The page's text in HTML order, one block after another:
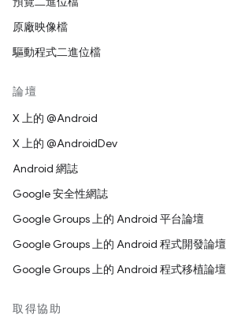
原廠映像檔
驅動程式二進位檔
論壇
X 上的 @Android
X 上的 @AndroidDev
Android 網誌
Google 安全性網誌
Google Groups 上的 Android 平台論壇
Google Groups 上的 Android 程式開發論壇
Google Groups 上的 Android 程式移植論壇
取得協助